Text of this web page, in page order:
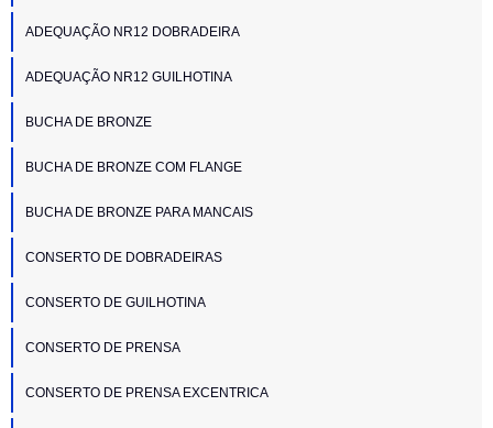
ADEQUAÇÃO NR12 DOBRADEIRA
ADEQUAÇÃO NR12 GUILHOTINA
BUCHA DE BRONZE
BUCHA DE BRONZE COM FLANGE
BUCHA DE BRONZE PARA MANCAIS
CONSERTO DE DOBRADEIRAS
CONSERTO DE GUILHOTINA
CONSERTO DE PRENSA
CONSERTO DE PRENSA EXCENTRICA